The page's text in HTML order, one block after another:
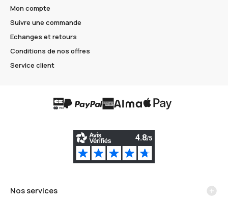
Mon compte
Suivre une commande
Echanges et retours
Conditions de nos offres
Service client
Nos services